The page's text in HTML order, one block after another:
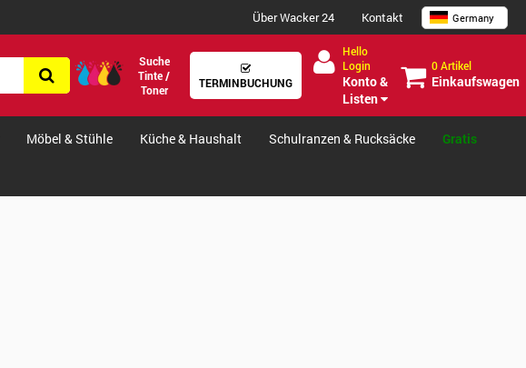
Über Wacker 24 Kontakt Germany
Suche
Tinte /
Toner
TERMINBUCHUNG
Hello
Login
Konto &
Listen
0 Artikel
Einkaufswagen
Möbel & Stühle Küche & Haushalt Schulranzen & Rucksäcke Gratis